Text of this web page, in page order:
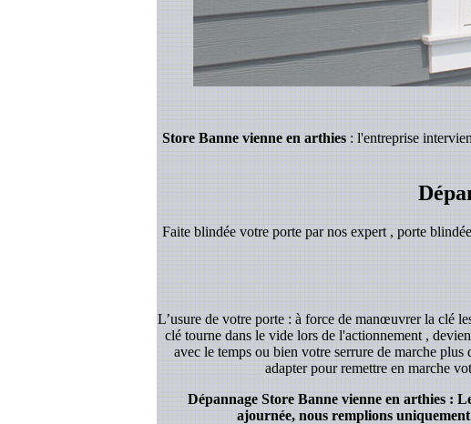
Store Banne vienne en arthies : l'entreprise
Faite blindée votre porte par nos expert , porte
L’usure de votre porte : à force de manœuvrer la clé
clé tourne dans le vide lors de l'actionnement ,
avec le temps ou bien votre serrure de marche
adapter pour remettre en marche
Dépannage Store Banne vienne en arthies :
ajournée, nous remplions